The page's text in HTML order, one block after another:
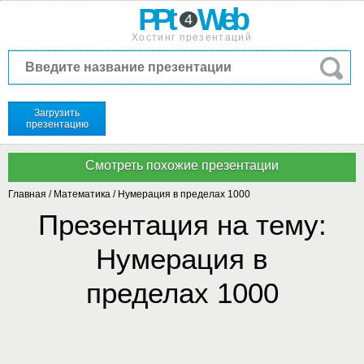
PPt 4 Web
Хостинг презентаций
Загрузить
презентацию
Главная / Математика / Нумерация в пределах 1000
Презентация на тему:
Нумерация в
пределах 1000